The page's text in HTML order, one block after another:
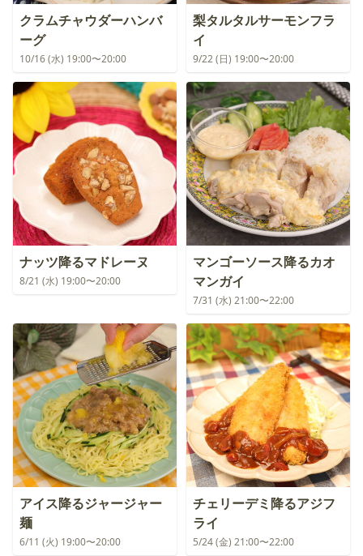
クラムチャウダーハンバ
ーグ
10/16 (水) 19:00〜20:00
梨タルタルサーモンフラ
イ
9/22 (日) 19:00〜20:00
ナッツ降るマドレーヌ
8/21 (水) 19:00〜20:00
マンゴーソース降るカオ
マンガイ
7/31 (水) 21:00〜22:00
アイス降るジャージャー
麺
6/11 (火) 19:00〜20:00
チェリーデミ降るアジフ
ライ
5/24 (金) 21:00〜22:00